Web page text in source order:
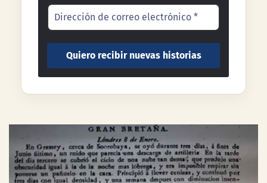
recíbela gratis en tu correo.